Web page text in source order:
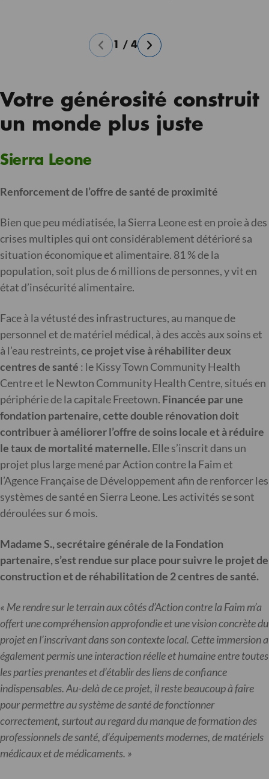
1 / 4
Votre générosité construit
un monde plus juste
Sierra Leone
Renforcement de l’offre de santé de proximité
Bien que peu médiatisée, la Sierra Leone est en proie à des
crises multiples qui ont considérablement détérioré sa
situation économique et alimentaire. 81 % de la
population, soit plus de 6 millions de personnes, y vit en
état d’insécurité alimentaire.
Face à la vétusté des infrastructures, au manque de
personnel et de matériel médical, à des accès aux soins et
à l’eau restreints,ce projet vise à réhabiliter deux
centres de santé : le Kissy Town Community Health
Centre et le Newton Community Health Centre, situés en
périphérie de la capitale Freetown. Financée par une
fondation partenaire, cette double rénovation doit
contribuer à améliorer l’offre de soins locale et à réduire
le taux de mortalité maternelle.Elle s’inscrit dans un
projet plus large mené par Action contre la Faim et
l’Agence Française de Développement afin de renforcer les
systèmes de santé en Sierra Leone. Les activités se sont
déroulées sur 6 mois.
Madame S., secrétaire générale de la Fondation
partenaire, s’est rendue sur place pour suivre le projet de
construction et de réhabilitation de 2 centres de santé.
« Me rendre sur le terrain aux côtés d’Action contre la Faim m’a
offert une compréhension approfondie et une vision concrète du
projet en l’inscrivant dans son contexte local. Cette immersion a
également permis une interaction réelle et humaine entre toutes
les parties prenantes et d’établir des liens de confiance
indispensables. Au-delà de ce projet, il reste beaucoup à faire
pour permettre au système de santé de fonctionner
correctement, surtout au regard du manque de formation des
professionnels de santé, d’équipements modernes, de matériels
médicaux et de médicaments. »